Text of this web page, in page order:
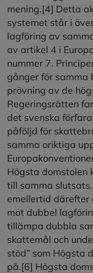
mening.[4] Detta
systemet står i
lagföring av
av artikel 4 i
nummer 7.
gånger för samma
prövning av de
Regeringsrätten
det svenska
påföljd för
samma oriktiga
Högsta domstolen
till samma slutsats.
emellertid därefter
mot dubbel
tillämpa dubbla
skattemål och
stöd” som Högsta
på.[6] Högsta